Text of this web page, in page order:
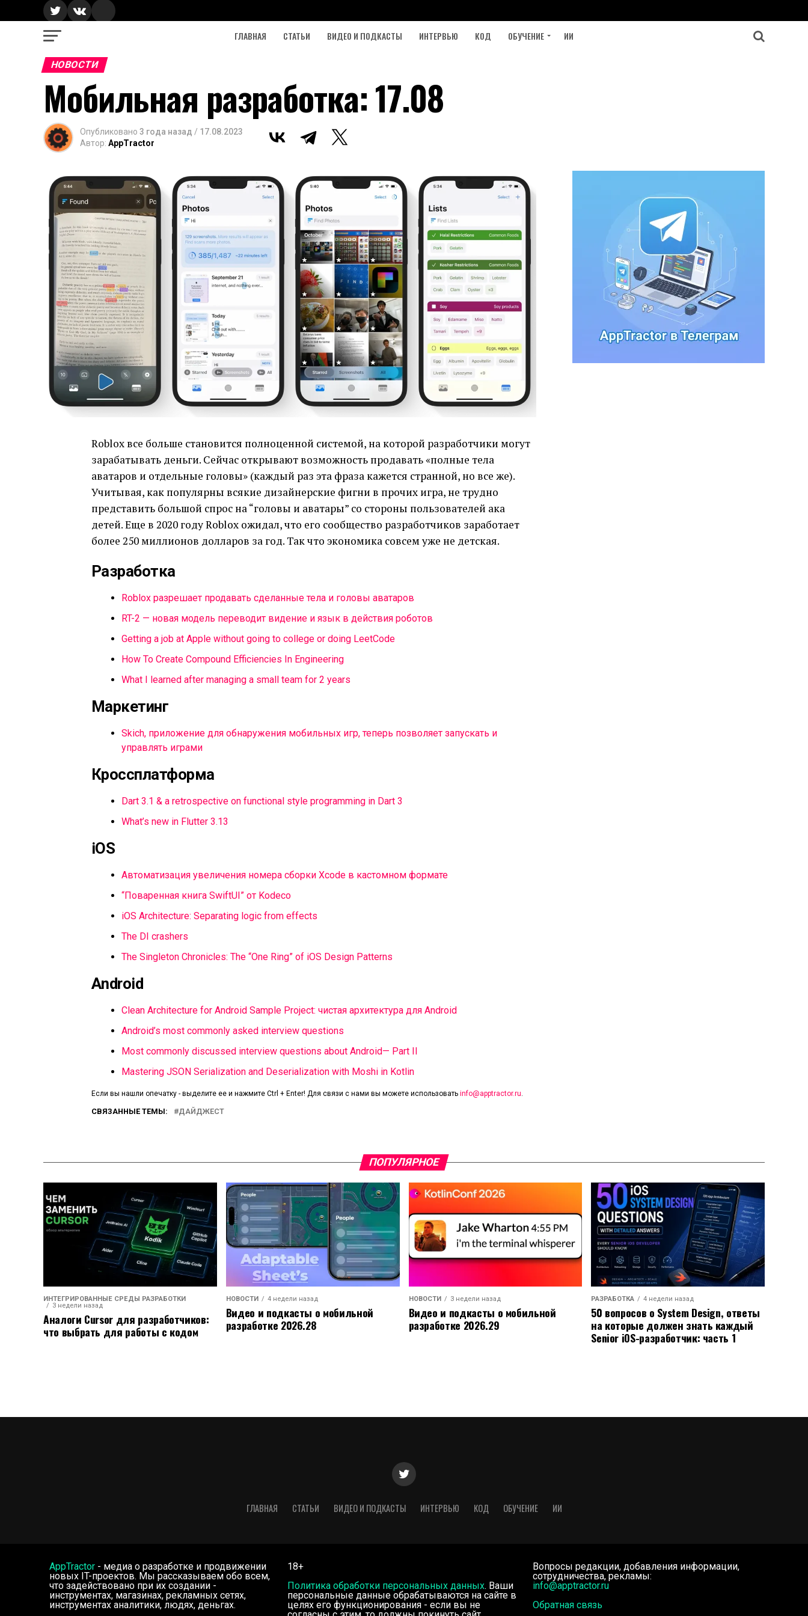
ГЛАВНАЯ СТАТЬИ ВИДЕО И ПОДКАСТЫ ИНТЕРВЬЮ КОД ОБУЧЕНИЕ ИИ
НОВОСТИ
Мобильная разработка: 17.08
Опубликовано 3 года назад / 17.08.2023
Автор: AppTractor
Roblox все больше становится полноценной системой, на которой разработчики могут
зарабатывать деньги. Сейчас открывают возможность продавать «полные тела
аватаров и отдельные головы» (каждый раз эта фраза кажется странной, но все же).
Учитывая, как популярны всякие дизайнерские фигни в прочих игра, не трудно
представить большой спрос на “головы и аватары” со стороны пользователей ака
детей. Еще в 2020 году Roblox ожидал, что его сообщество разработчиков заработает
более 250 миллионов долларов за год. Так что экономика совсем уже не детская.
Разработка
Roblox разрешает продавать сделанные тела и головы аватаров
RT-2 — новая модель переводит видение и язык в действия роботов
Getting a job at Apple without going to college or doing LeetCode
How To Create Compound Efficiencies In Engineering
What I learned after managing a small team for 2 years
Маркетинг
Skich, приложение для обнаружения мобильных игр, теперь позволяет запускать и
управлять играми
Кроссплатформа
Dart 3.1 & a retrospective on functional style programming in Dart 3
What’s new in Flutter 3.13
iOS
Автоматизация увеличения номера сборки Xcode в кастомном формате
“Поваренная книга SwiftUI” от Kodeco
iOS Architecture: Separating logic from effects
The DI crashers
The Singleton Chronicles: The “One Ring” of iOS Design Patterns
Android
Clean Architecture for Android Sample Project: чистая архитектура для Android
Android’s most commonly asked interview questions
Most commonly discussed interview questions about Android— Part II
Mastering JSON Serialization and Deserialization with Moshi in Kotlin
Если вы нашли опечатку - выделите ее и нажмите Ctrl + Enter! Для связи с нами вы можете использовать info@apptractor.ru.
СВЯЗАННЫЕ ТЕМЫ: ДАЙДЖЕСТ
ПОПУЛЯРНОЕ
ИНТЕГРИРОВАННЫЕ СРЕДЫ РАЗРАБОТКИ
3 недели назад
Аналоги Cursor для разработчиков:
что выбрать для работы с кодом
НОВОСТИ 4 недели назад
Видео и подкасты о мобильной
разработке 2026.28
НОВОСТИ 3 недели назад
Видео и подкасты о мобильной
разработке 2026.29
РАЗРАБОТКА 4 недели назад
50 вопросов о System Design, ответы
на которые должен знать каждый
Senior iOS-разработчик: часть 1
ГЛАВНАЯ СТАТЬИ ВИДЕО И ПОДКАСТЫ ИНТЕРВЬЮ КОД ОБУЧЕНИЕ ИИ
AppTractor - медиа о разработке и продвижении
новых IT-проектов. Мы рассказываем обо всем,
что задействовано при их создании -
инструментах, магазинах, рекламных сетях,
инструментах аналитики, людях, деньгах.
18+
Политика обработки персональных данных. Ваши
персональные данные обрабатываются на сайте в
целях его функционирования - если вы не
Вопросы редакции, добавления информации,
сотрудничества, рекламы:
info@apptractor.ru
Обратная связь